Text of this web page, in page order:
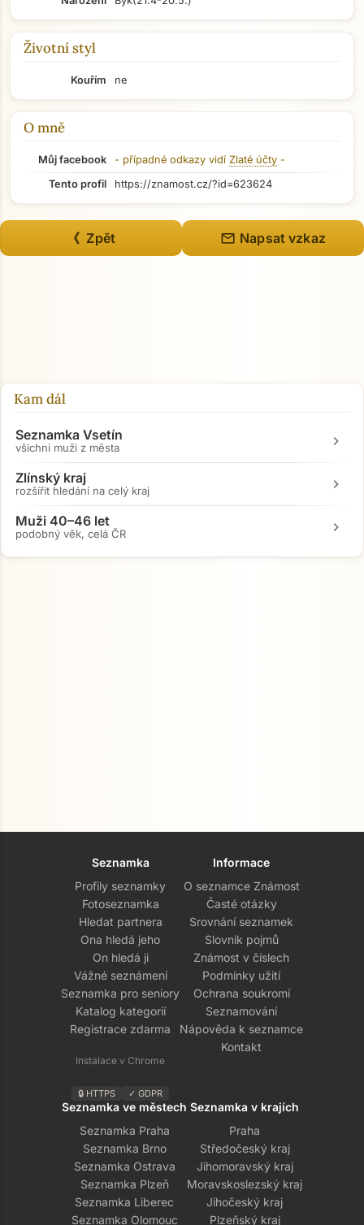
Životní styl
Kouřím ne
O mně
Můj facebook - případné odkazy vidí Zlaté účty -
Tento profil
https://znamost.cz/?id=623624
《 Zpět mail Napsat vzkaz
Kam dál
Seznamka Vsetín
všichni muži z města chevron_right
Zlínský kraj
rozšířit hledání na celý kraj chevron_right
Muži 40–46 let
podobný věk, celá ČR chevron_right
Seznamka
Profily seznamky
Fotoseznamka
Hledat partnera
Ona hledá jeho
On hledá ji
Vážné seznámení
Seznamka pro seniory
Katalog kategorií
Registrace zdarma
Instalace v Chrome
🔒 HTTPS ✓ GDPR
Informace
O seznamce Známost
Časté otázky
Srovnání seznamek
Slovník pojmů
Známost v číslech
Podmínky užití
Ochrana soukromí
Seznamování
Nápověda k seznamce
Kontakt
Seznamka ve městech
Seznamka Praha
Seznamka Brno
Seznamka Ostrava
Seznamka Plzeň
Seznamka Liberec
Seznamka Olomouc
Seznamka v krajích
Praha
Středočeský kraj
Jihomoravský kraj
Moravskoslezský kraj
Jihočeský kraj
Plzeňský kraj